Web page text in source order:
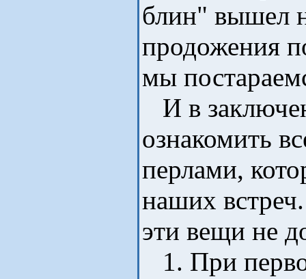
блин" вышел
продожения
мы
И в
ознакомить
перлами,
наших
эти вещи не
1. При